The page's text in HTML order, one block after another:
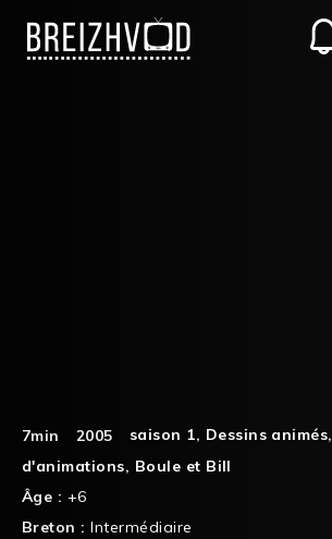
7min 2005 saison 1, Dessins animés,
d'animations, Boule et Bill
Âge : +6
Breton :Intermédiaire